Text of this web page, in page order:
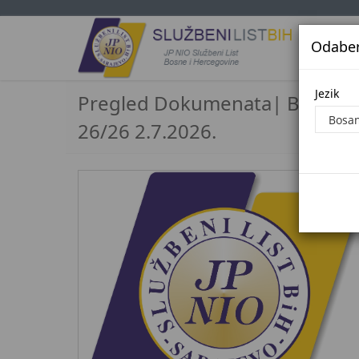
Jezik
Pregled Dokumenata| Broj
26/26 2.7.2026.